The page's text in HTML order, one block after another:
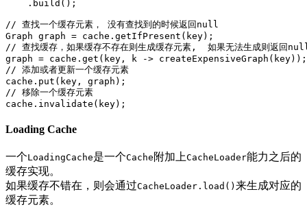
    .build();
// 查找一个缓存元素， 没有查找到的时候返回null
Graph graph = cache.getIfPresent(key);
// 查找缓存，如果缓存不存在则生成缓存元素,  如果无法生成则返回
graph = cache.get(key, k -> createExpensiveGraph(key));
// 添加或者更新一个缓存元素
cache.put(key, graph);
// 移除一个缓存元素
Loading Cache
一个LoadingCache是一个Cache 附加上CacheLoader能力之后的
缓存实现。
如果缓存不错在，则会通过CacheLoader.load() 来生成对应的
缓存元素。